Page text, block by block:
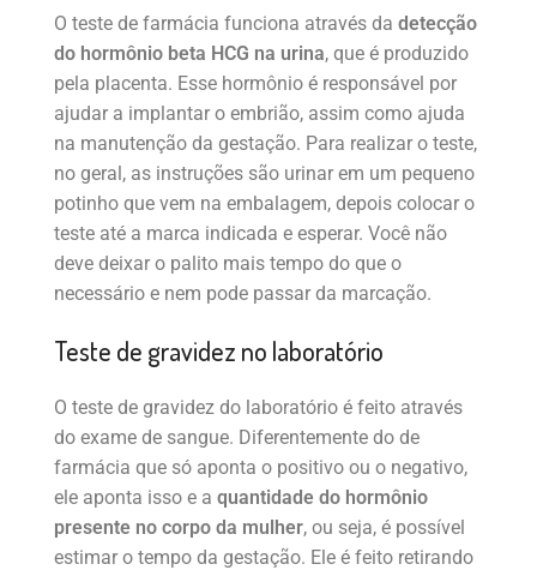
O teste de farmácia funciona através da detecção
do hormônio beta HCG na urina, que é produzido
pela placenta. Esse hormônio é responsável por
ajudar a implantar o embrião, assim como ajuda
na manutenção da gestação. Para realizar o teste,
no geral, as instruções são urinar em um pequeno
potinho que vem na embalagem, depois colocar o
teste até a marca indicada e esperar. Você não
deve deixar o palito mais tempo do que o
necessário e nem pode passar da marcação.
Teste de gravidez no laboratório
O teste de gravidez do laboratório é feito através
do exame de sangue. Diferentemente do de
farmácia que só aponta o positivo ou o negativo,
ele aponta isso e a quantidade do hormônio
presente no corpo da mulher, ou seja, é possível
estimar o tempo da gestação. Ele é feito retirando